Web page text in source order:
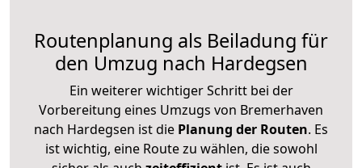
Routenplanung als Beiladung für
den Umzug nach Hardegsen
Ein weiterer wichtiger Schritt bei der
Vorbereitung eines Umzugs von Bremerhaven
nach Hardegsen ist die Planung der Routen. Es
ist wichtig, eine Route zu wählen, die sowohl